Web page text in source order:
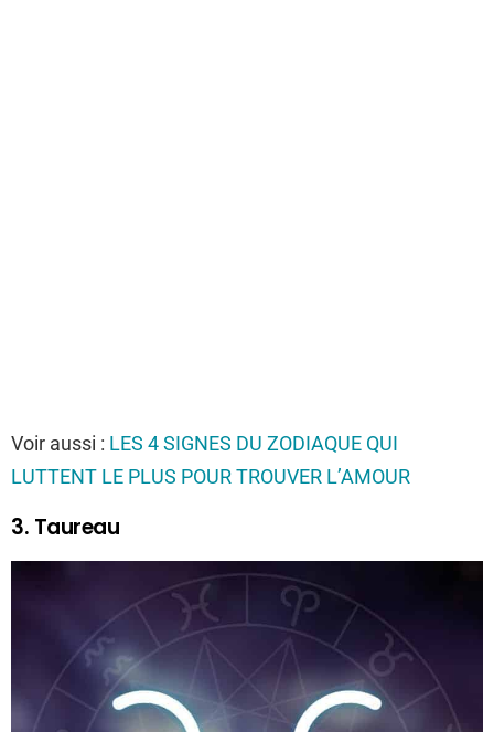
Voir aussi : LES 4 SIGNES DU ZODIAQUE QUI
LUTTENT LE PLUS POUR TROUVER L’AMOUR
3. Taureau